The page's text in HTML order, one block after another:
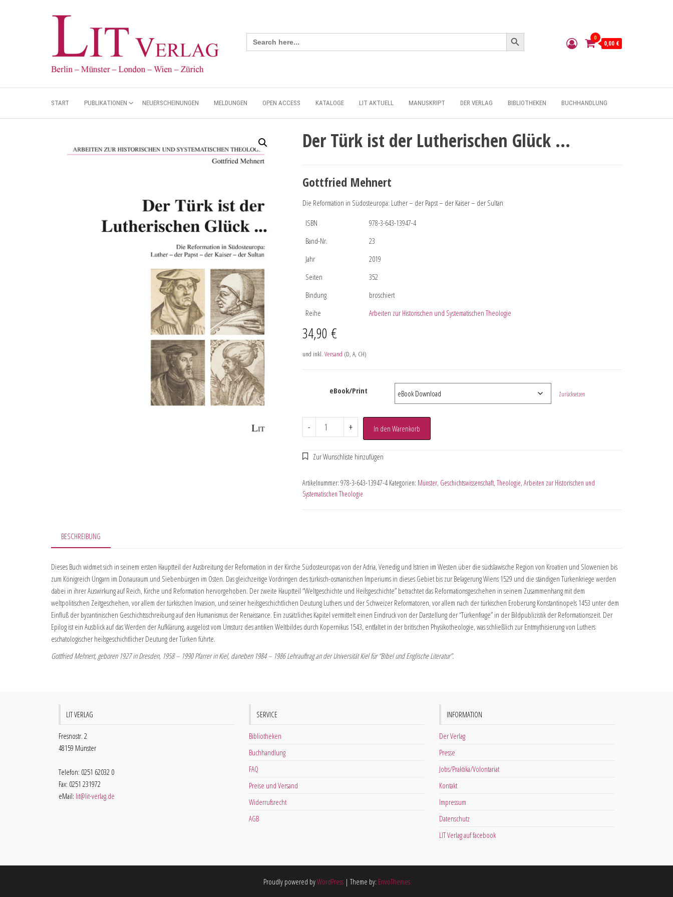
Search
for:
Search Button
0
0,00 €
START PUBLIKATIONEN NEUERSCHEINUNGEN MELDUNGEN OPEN ACCESS KATALOGE LIT AKTUELL MANUSKRIPT DER VERLAG BIBLIOTHEKEN BUCHHANDLUNG
Der Türk ist der Lutherischen Glück …
Gottfried Mehnert
Die Reformation in Südosteuropa: Luther – der Papst – der Kaiser – der Sultan
ISBN
978-3-643-13947-4
Band-Nr.
23
Jahr
2019
Seiten
352
Bindung
broschiert
Reihe
Arbeiten zur Historischen und Systematischen Theologie
34,90 €
und inkl. Versand (D, A, CH)
eBook/Print Zurücksetzen
- + In den Warenkorb
Artikelnummer: 978-3-643-13947-4 Kategorien: Münster, Geschichtswissenschaft, Theologie, Arbeiten zur Historischen und
Systematischen Theologie
BESCHREIBUNG
Dieses Buch widmet sich in seinem ersten Hauptteil der Ausbreitung der Reformation in der Kirche Südosteuropas von der Adria, Venedig und Istrien im Westen über die südslawische Region von Kroatien und Slowenien bis
zum Königreich Ungarn im Donauraum und Siebenbürgen im Osten. Das gleichzeitige Vordringen des türkisch-osmanischen Imperiums in dieses Gebiet bis zur Belagerung Wiens 1529 und die ständigen Türkenkriege werden
dabei in ihrer Auswirkung auf Reich, Kirche und Reformation hervorgehoben. Der zweite Hauptteil “Weltgeschichte und Heilsgeschichte” betrachtet das Reformationsgeschehen in seinem Zusammenhang mit dem
weltpolitischen Zeitgeschehen, vor allem der türkischen Invasion, und seiner heilsgeschichtlichen Deutung Luthers und der Schweizer Reformatoren, vor allem nach der türkischen Eroberung Konstantinopels 1453 unter dem
Einfluß der byzantinischen Geschichtsschreibung auf den Humanismus der Renaissance. Ein zusätzliches Kapitel vermittelt einen Eindruck von der Darstellung der “Türkenfrage” in der Bildpublizistik der Reformationszeit. Der
Epilog ist ein Ausblick auf das Werden der Aufklärung, ausgelöst vom Umsturz des antiken Weltbildes durch Kopernikus 1543, entfaltet in der britischen Physikotheologie, was schließlich zur Entmythisierung von Luthers
eschatologischer heilsgeschichtlicher Deutung der Türken führte.
Gottfried Mehnert, geboren 1927 in Dresden, 1958 – 1990 Pfarrer in Kiel, daneben 1984 – 1986 Lehrauftrag an der Universität Kiel für “Bibel und Englische Literatur”.
LIT VERLAG
Fresnostr. 2
48159 Münster
Telefon: 0251 62032 0
Fax: 0251 231972
eMail: lit@lit-verlag.de
SERVICE
Bibliotheken
Buchhandlung
FAQ
Preise und Versand
Widerrufsrecht
AGB
INFORMATION
Der Verlag
Presse
Jobs/Praktika/Volontariat
Kontakt
Impressum
Datenschutz
LIT Verlag auf facebook
Proudly powered byWordPress | Theme by: EnvoThemes